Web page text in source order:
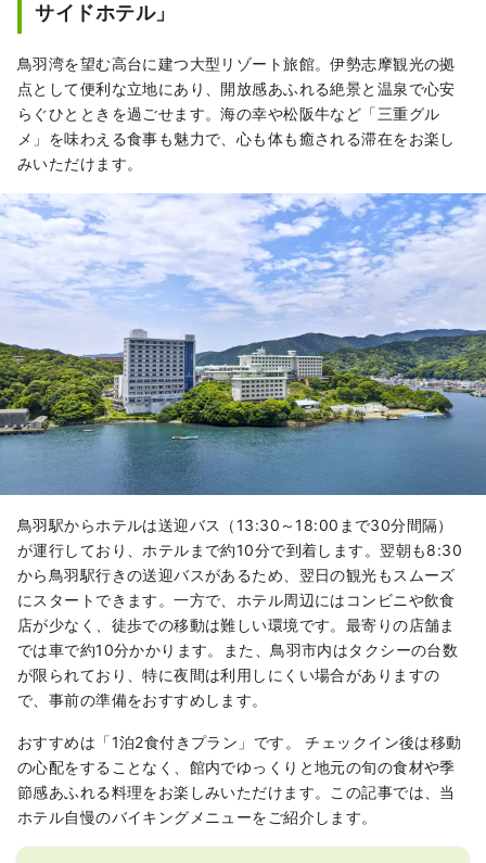
サイドホテル」
鳥羽湾を望む高台に建つ大型リゾート旅館。伊勢志摩観光の拠
点として便利な立地にあり、開放感あふれる絶景と温泉で心安
らぐひとときを過ごせます。海の幸や松阪牛など「三重グル
メ」を味わえる食事も魅力で、心も体も癒される滞在をお楽し
みいただけます。
鳥羽駅からホテルは送迎バス（13:30～18:00まで30分間隔）
が運行しており、ホテルまで約10分で到着します。翌朝も8:30
から鳥羽駅行きの送迎バスがあるため、翌日の観光もスムーズ
にスタートできます。一方で、ホテル周辺にはコンビニや飲食
店が少なく、徒歩での移動は難しい環境です。最寄りの店舗ま
では車で約10分かかります。また、鳥羽市内はタクシーの台数
が限られており、特に夜間は利用しにくい場合がありますの
で、事前の準備をおすすめします。
おすすめは「1泊2食付きプラン」です。 チェックイン後は移動
の心配をすることなく、館内でゆっくりと地元の旬の食材や季
節感あふれる料理をお楽しみいただけます。この記事では、当
ホテル自慢のバイキングメニューをご紹介します。